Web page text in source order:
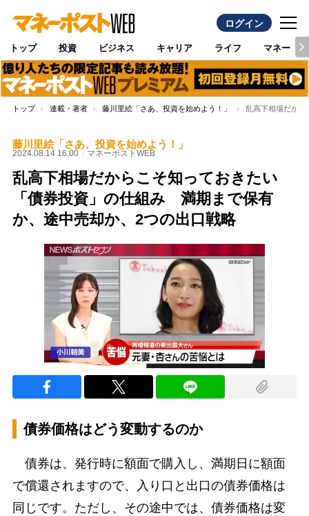
ログイン
トップ 投資 ビジネス キャリア ライフ マネー
トップ 連載・著者 藤川里絵「さあ、投資を始めよう！」 乱高下相場だか
藤川里絵「さあ、投資を始めよう！」
2024.08.14 16:00 マネーポストWEB
乱高下相場だからこそ知っておきたい
「債券投資」の仕組み 満期まで保有
か、途中売却か、2つの出口戦略
債券価格はどう変動するのか
債券は、発行時に額面で購入し、満期日に額面
で償還されますので、入り口と出口の債券価格は
同じです。ただし、その途中では、債券価格は変